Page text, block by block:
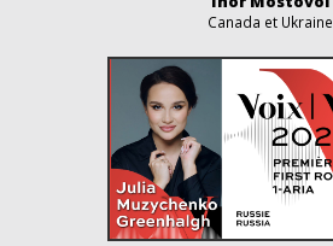
Canada et Ukraine